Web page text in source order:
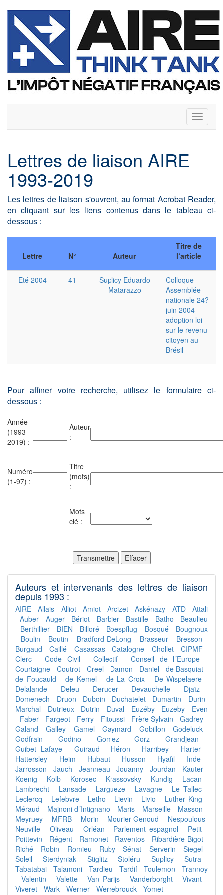
Toggle
Lettres de liaison AIRE
1993-2019
Les lettres de liaison s'ouvrent, au format Acrobat Reader,
en cliquant sur les liens contenus dans le tableau ci-
dessous :
Lettre N° Auteur
Titre de
l‘article
Eté 2004 41
Suplicy Eduardo
Matarazzo
Colloque
Assemblée
nationale 24?
juin 2004
adoption loi
sur le revenu
citoyen au
Brésil
Pour affiner votre recherche, utilisez le formulaire ci-
dessous :
Année
(1993-
2019) :
Auteur
:
Numéro
(1-97) :
Titre
(mots)
:
Mots
clé :
Auteurs et intervenants des lettres de liaison
depuis 1993 :
AIRE -Allais - Alliot- Amiot-Arcizet -Askénazy - ATD-Attali
-Auber - Auger- Bériot - Barbier- Bastille - Batho - Beaulieu
- Berthillier- BIEN - Billoré - Boespflug - Bosqué- Bougnoux
- Boulin - Boutin - Bradford DeLong - Brasseur- Bresson -
Burgaud -Caillé - Casassas-Catalogne - Chollet-CIPMF -
Clerc -Code Civil -Collectif -Conseil de l´Europe -
Courtaigne - Coutrot - Creel - Damon - Daniel - de Basquiat -
de Foucauld -de Kemel - de La Croix - De Wispelaere -
Delalande - Deleu - Deruder- Devauchelle - Djaïz -
Domenech - Druon - Duboin - Duchatelet- Dumartin - Durin-
Marchal - Dutrieux- Dutrin - Duval - Euzéby- Euzeby - Even
- Faber - Fargeot - Ferry - Fitoussi- Frère Sylvain - Gadrey-
Galand -Galley - Gamel -Gaymard - Gobillon - Godeluck-
Godfrain - Godino - Gomez-Gorz -Grandjean -
Guibet Lafaye - Guiraud - Héron - Harribey - Harter-
Hattersley - Heim - Hubaut - Husson - Hyafil - Inde-
Jarrosson - Jauch - Jeanneau - Jouanny - Jourdan - Kauter -
Koenig - Kolb - Korosec - Krassovsky - Kundig - Lacan -
Lambrecht - Lansade - Largueze - Lavagne - Le Tallec -
Leclercq - Lefebvre- Letho - Lievin - Livio - Luther King -
Méraud - Majnoni d´Intignano - Maris - Marseille- Masson -
Meyruey - MFRB- Morin - Mourier-Genoud - Nespoulous-
Neuville - Oliveau - Orléan - Parlement espagnol - Petit -
Poittevin - Régent - Ramonet - Raventos - Ribardière Bigot-
Riché - Robin - Romieu - Ruby-Sénat - Serverin - Siegel -
Soleil -Sterdyniak - Stiglitz-Stoléru - Suplicy- Sutra-
Tabatabai -Talamoni -Tardieu - Tardif- Toulemon -Trannoy
-Valentin - Valette- Van Parijs - Vanderborght- Vivant-
Viveret - Wark - Werner - Werrebrouck - Yomet -